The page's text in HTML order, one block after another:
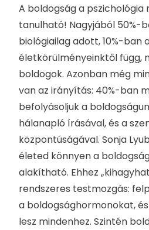
A boldogság a pszichológia
tanulható! Nagyjából 50%-
biológiailag adott, 10%-ban
életkörülményeinktől függ,
boldogok. Azonban még
van az irányítás: 40%-ban
befolyásoljuk a
hálanapló írásával, és a
központúságával. Sonja
életed könnyen a
alakítható. Ehhez
rendszeres testmozgás:
a boldogsághormonokat,
lesz mindenhez. Szintén